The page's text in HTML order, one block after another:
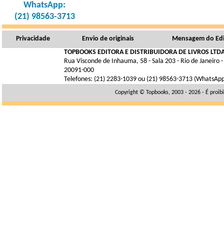
WhatsApp:
(21) 98563-3713
Privacidade Envio de originais
Mensagem do
TOPBOOKS EDITORA E DISTRIBUIDORA DE LIVROS
Rua Visconde de Inhauma, 58 - Sala 203 - Rio de Janeiro -
20091-000
Telefones: (21) 2283-1039 ou (21) 98563-3713
Copyright © Topbooks, 2003 - 2026 - É